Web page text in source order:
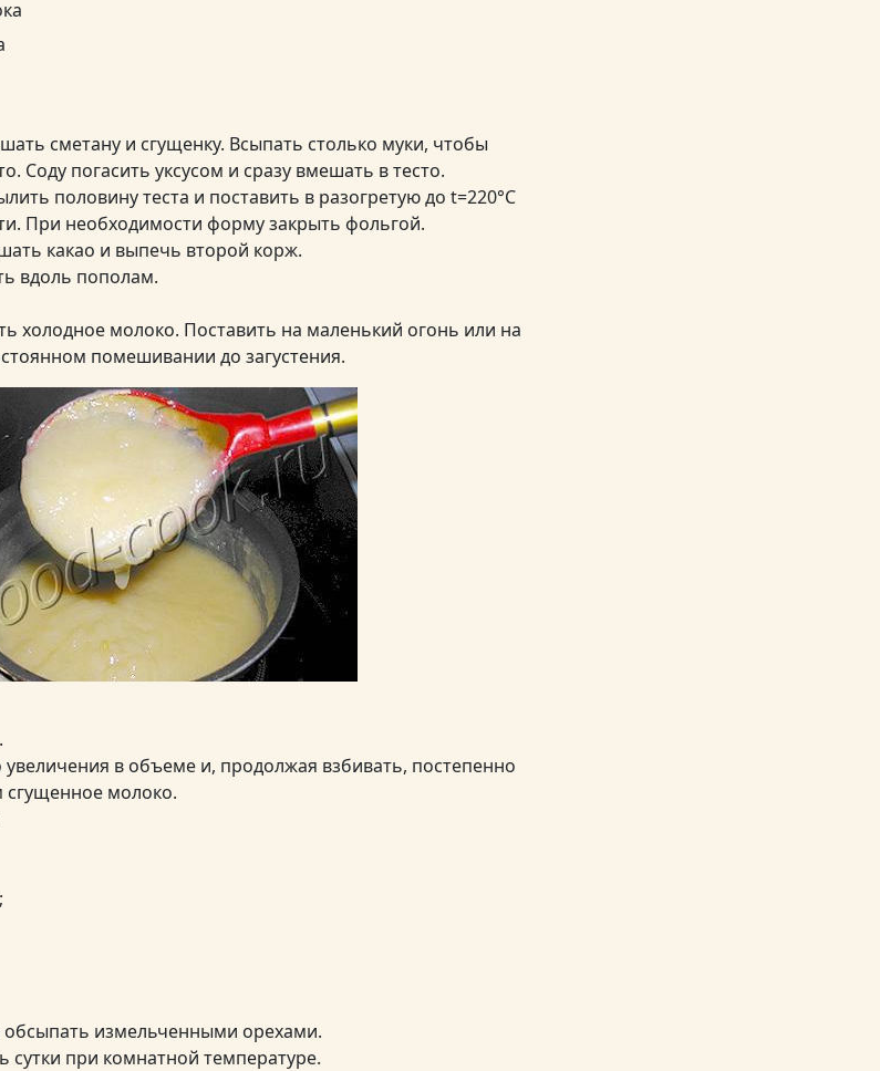
сметану и сгущенку. Всыпать столько муки, чтобы
Соду погасить уксусом и сразу вмешать в тесто.
половину теста и поставить в разогретую до t=220°С
При необходимости форму закрыть фольгой.
какао и выпечь второй корж.
вдоль пополам.
холодное молоко. Поставить на маленький огонь или на
помешивании до загустения.
в объеме и, продолжая взбивать, постепенно
сгущенное молоко.
измельченными орехами.
сутки при комнатной температуре.